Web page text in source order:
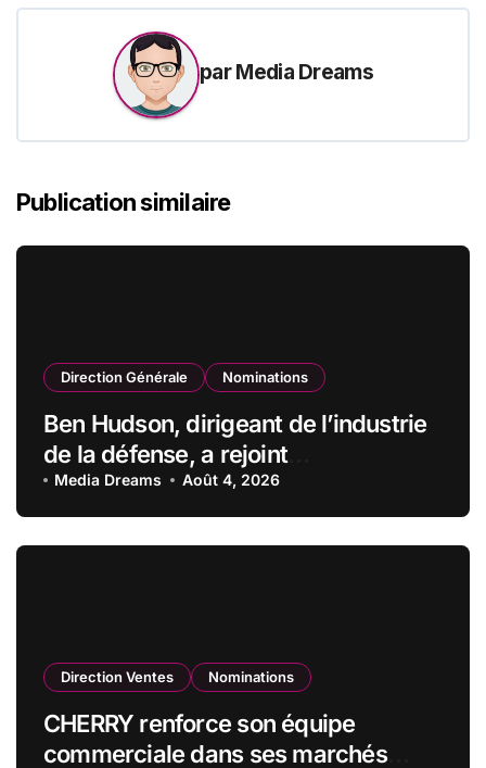
parMedia Dreams
Publication similaire
Direction Générale Nominations
Ben Hudson, dirigeant de l’industrie
de la défense, a rejoint
CZECHOSLOVAK GROUP (CSG) en
qualité de vice-président du conseil
d’administration
Media Dreams Août 4, 2026
Direction Ventes Nominations
CHERRY renforce son équipe
commerciale dans ses marchés